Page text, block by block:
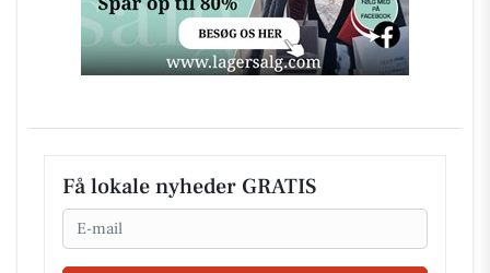
Få lokale nyheder GRATIS
Email